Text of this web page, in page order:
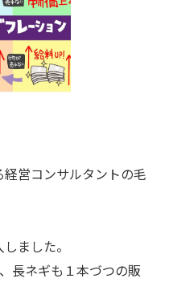
営コンサルタントの毛
ました。
長ネギも１本づつの販